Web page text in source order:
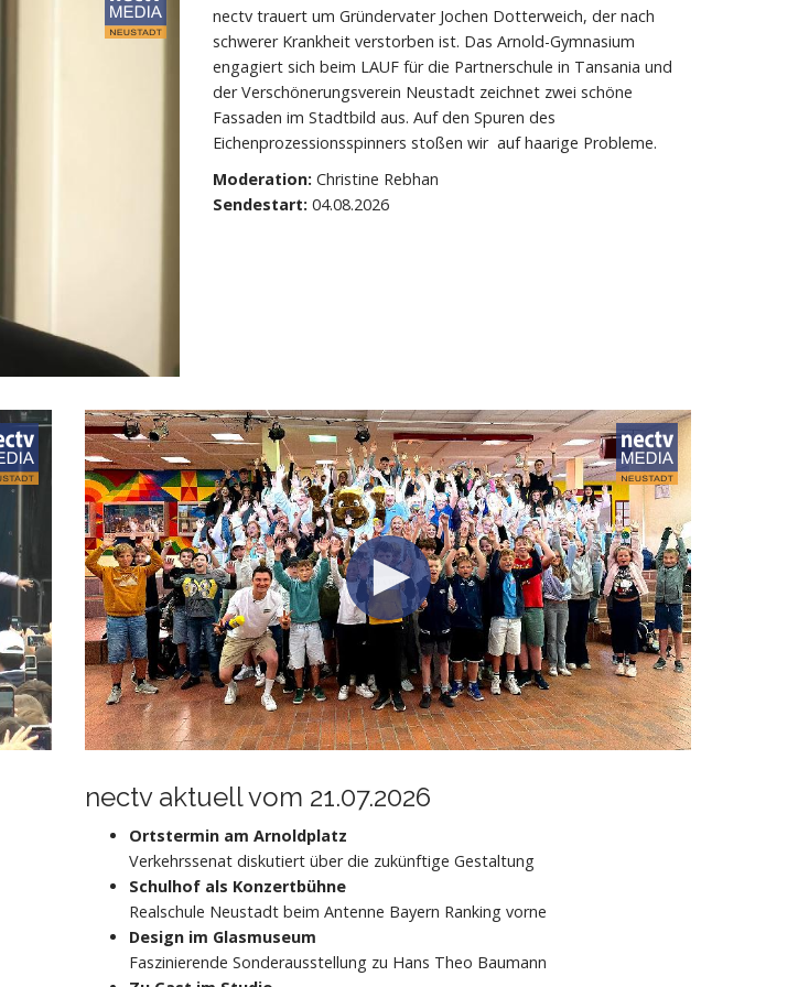
nectv trauert um Gründervater Jochen Dotterweich, der nach
schwerer Krankheit verstorben ist. Das Arnold-Gymnasium
engagiert sich beim LAUF für die Partnerschule in Tansania und
der Verschönerungsverein Neustadt zeichnet zwei schöne
Fassaden im Stadtbild aus. Auf den Spuren des
Eichenprozessionsspinners stoßen wir auf haarige Probleme.
Moderation: Christine Rebhan
Sendestart: 04.08.2026
nectv aktuell vom 21.07.2026
Ortstermin am Arnoldplatz
Verkehrssenat diskutiert über die zukünftige Gestaltung
Schulhof als Konzertbühne
Realschule Neustadt beim Antenne Bayern Ranking vorne
Design im Glasmuseum
Faszinierende Sonderausstellung zu Hans Theo Baumann